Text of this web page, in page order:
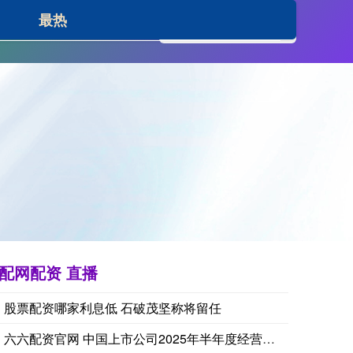
股票配资交流
网配资 直播
股票配资哪家利息低 石破茂坚称将留任
六六配资官网 中国上市公司2025年半年度经营业绩概览
最热